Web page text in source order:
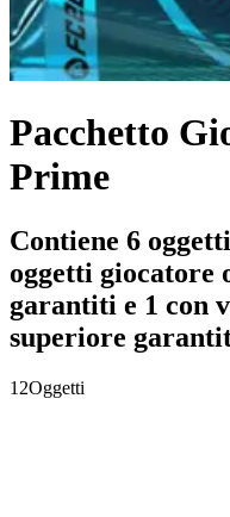
Pacchetto
Prime
Contiene 6
oggetti giocatore
garantiti e 1 con
superiore
12Oggetti